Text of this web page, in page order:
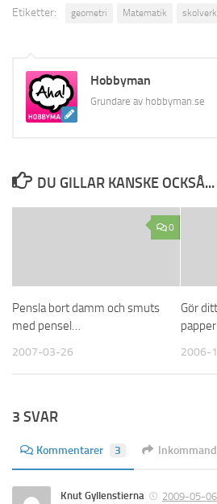
Etiketter: geometri Matematik
Hobbyman
Grundare av hobbyman.se
DU GILLAR KANSKE OCKSÅ...
0
Pensla bort damm och smuts
med pensel…
2007-03-26
Gör
papper
2006-
3 SVAR
Kommentarer 3
Knut Gyllenstierna
2009-05-